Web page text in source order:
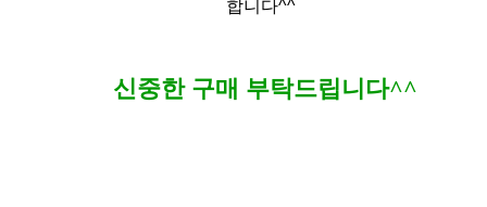
합니다^^
신중한 구매 부탁드립니다^^